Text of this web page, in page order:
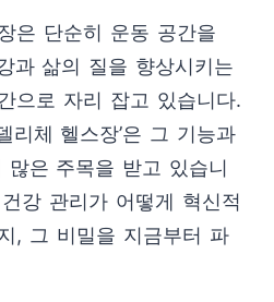
은 단순히 운동 공간을
과 삶의 질을 향상시키는
으로 자리 잡고 있습니다.
리체 헬스장’은 그 기능과
많은 주목을 받고 있습니
강 관리가 어떻게 혁신적
, 그 비밀을 지금부터 파